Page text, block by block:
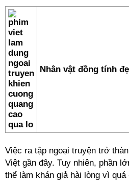
Nhân vật đồng tính
Việc ra tập ngoại truyện trở
Việt gần đây. Tuy nhiên, phần
thể làm khán giả hài lòng vì